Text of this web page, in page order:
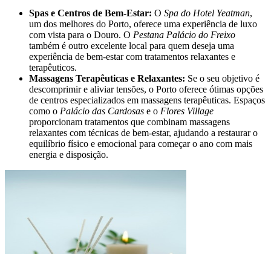
Spas e Centros de Bem-Estar: O Spa do Hotel Yeatman,
um dos melhores do Porto, oferece uma experiência de luxo
com vista para o Douro. O Pestana Palácio do Freixo
também é outro excelente local para quem deseja uma
experiência de bem-estar com tratamentos relaxantes e
terapêuticos.
Massagens Terapêuticas e Relaxantes: Se o seu objetivo é
descomprimir e aliviar tensões, o Porto oferece ótimas opções
de centros especializados em massagens terapêuticas. Espaços
como o Palácio das Cardosas e o Flores Village
proporcionam tratamentos que combinam massagens
relaxantes com técnicas de bem-estar, ajudando a restaurar o
equilíbrio físico e emocional para começar o ano com mais
energia e disposição.